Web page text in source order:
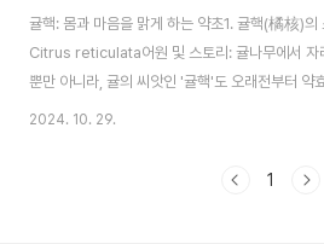
귤핵: 몸과 마음을 맑게 하는 약초1. 귤핵(橘核)의
Citrus reticulata어원 및 스토리: 귤나무에서 자
뿐만 아니라, 귤의 씨앗인 '귤핵'도 오래전부터 약
귤핵은 속을 다스리는 씨앗으로, 오랜 세월 동안
에 자생하고 있습니다. 귤의 과육은 맛과 건강에
2024. 10. 29.
1